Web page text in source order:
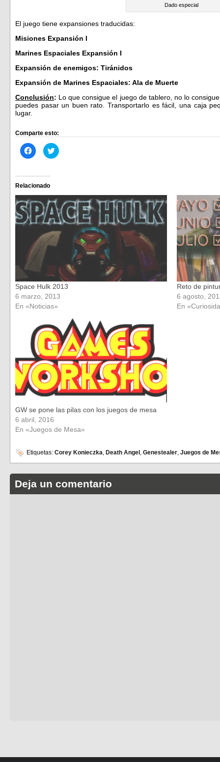
Dado especial
El juego tiene expansiones traducidas:
Misiones Expansión I
Marines Espaciales Expansión I
Expansión de enemigos: Tiránidos
Expansión de Marines Espaciales: Ala de Muerte
Conclusión: Lo que consigue el juego de tablero, no lo
puedes pasar un buen rato. Transportarlo es fácil, una caja
lugar.
Comparte esto:
Haz
clic
Facebook
(Se
abre
en
una
ventana
nueva)
Haz
clic
en
una
ventana
nueva)
Relacionado
Space Hulk 2013
6 marzo, 2013
En «Noticias»
Reto de
6 agosto,
En
GW se pone las pilas con los juegos de mesa
6 abril, 2016
En «Juegos de Mesa»
Etiquetas: Corey Konieczka, Death Angel , Genestealer, Juegos de
Deja un comentario